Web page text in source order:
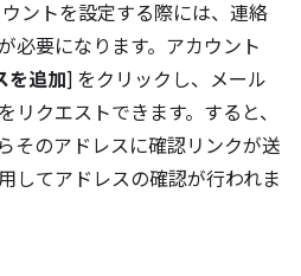
ントを設定する際には、連絡
必要になります。アカウント
を追加] をクリックし、メール
リクエストできます。すると、
そのアドレスに確認リンクが送
してアドレスの確認が行われま